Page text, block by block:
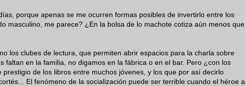
porque apenas se me ocurren formas posibles de invertirlo entre los
masculino, me parece? ¿En la bolsa de lo machote cotiza aún menos que
los clubes de lectura, que permiten abrir espacios para la charla sobre
faltan en la familia, no digamos en la fábrica o en el bar. Pero ¿con los
prestigio de los libros entre muchos jóvenes, y los que por así decirlo
El fenómeno de la socialización puede ser terrible cuando el héroe a